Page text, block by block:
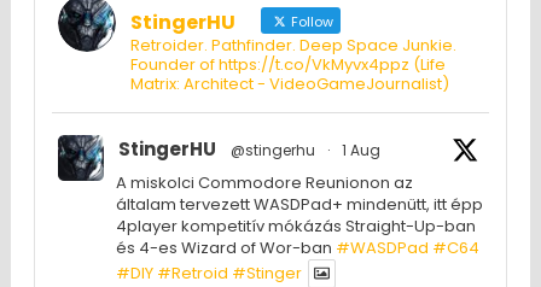
StingerHU Follow
Retroider. Pathfinder. Deep Space Junkie.
Founder of https://t.co/VkMyvx4ppz (Life
Matrix: Architect - VideoGameJournalist)
StingerHU @stingerhu · 1 Aug
A miskolci Commodore Reunionon az
általam tervezett WASDPad+ mindenütt, itt épp
4player kompetitív mókázás Straight-Up-ban
és 4-es Wizard of Wor-ban #WASDPad #C64
#DIY #Retroid #Stinger